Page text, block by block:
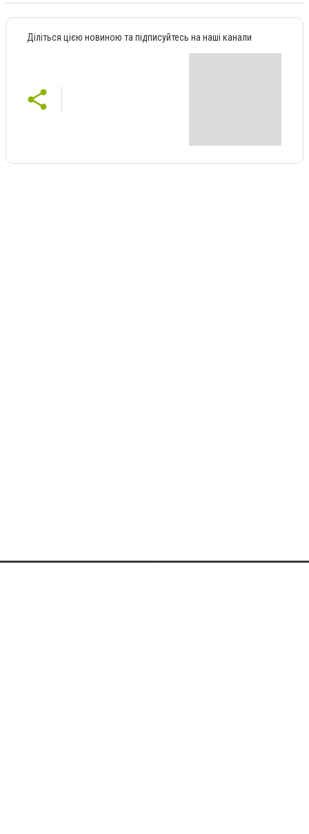
Діліться цією новиною та підписуйтесь на наші канали